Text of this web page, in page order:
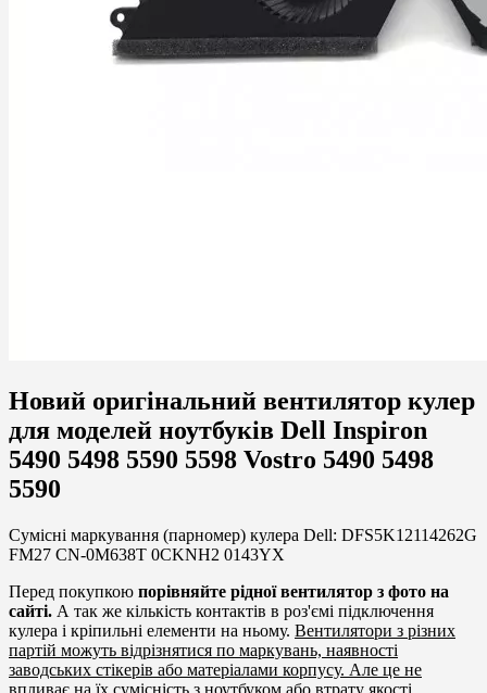
Новий оригінальний вентилятор кулер
для моделей ноутбуків Dell Inspiron
5490 5498 5590 5598 Vostro 5490 5498
5590
Сумісні маркування (парномер) кулера Dell: DFS5K12114262G
FM27 CN-0M638T 0CKNH2 0143YX
Перед покупкою порівняйте рідної вентилятор з фото на
сайті. А так же кількість контактів в роз'ємі підключення
кулера і кріпильні елементи на ньому. Вентилятори з різних
партій можуть відрізнятися по маркувань, наявності
заводських стікерів або матеріалами корпусу. Але це не
впливає на їх сумісність з ноутбуком або втрату якості